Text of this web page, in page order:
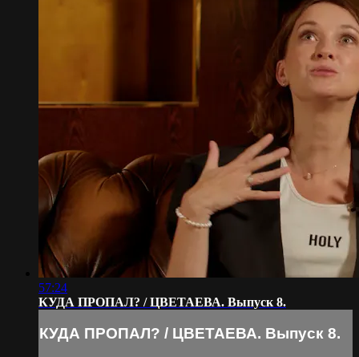
57:24
КУДА ПРОПАЛ? / ЦВЕТАЕВА. Выпуск 8.
КУДА ПРОПАЛ? / ЦВЕТАЕВА. Выпуск 8.